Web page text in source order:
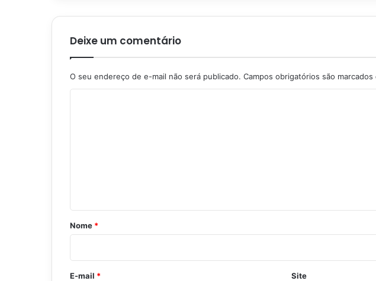
Deixe um comentário
O seu endereço de e-mail não será publicado. Campos obrigatórios são marcados
r
o
*
Nome *
E-mail * Site